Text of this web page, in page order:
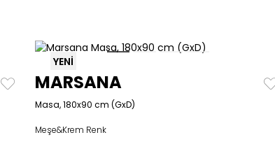
YENİ
MARSANA
Masa, 180x90 cm (GxD)
Meşe&Krem Renk